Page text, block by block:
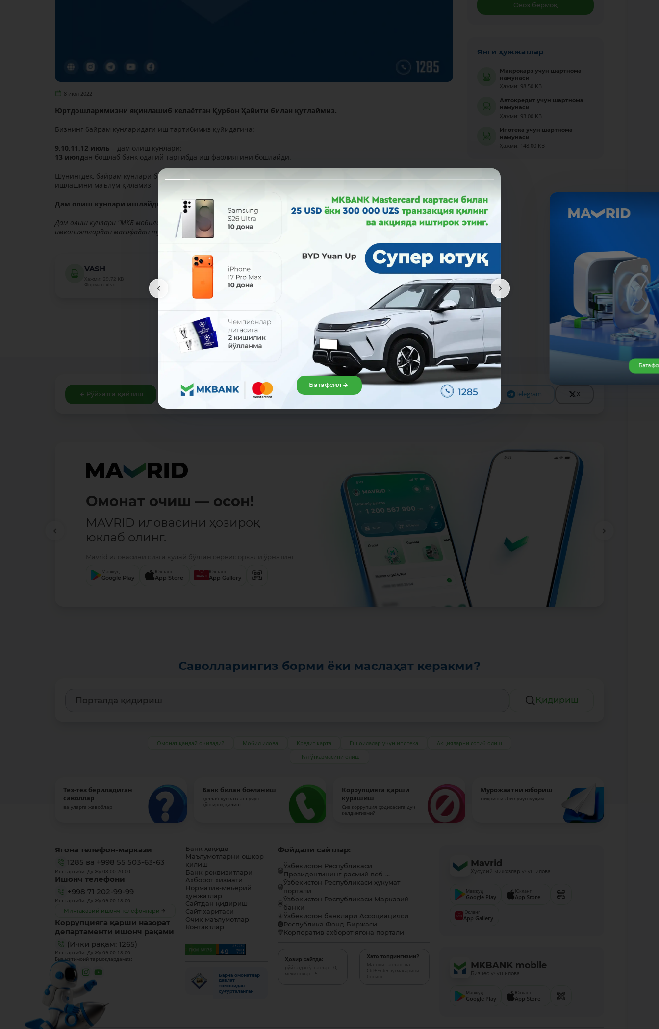
8 июл 2022
Юртдошларимизни яқинлашиб келаётган Қурбон Ҳайити билан қутлаймиз.
Бизнинг байрам кунларидаги иш тартибимиз қуйидагича:
9,10,11,12 июль – дам олиш кунлари;
13 июлдан бошлаб банк одатий тартибда иш фаолиятини бошлайди.
Шунингдек, байрам кунлари бизнинг айрим валюта айирбошлаш шохобчаларимиз мижозлар қулайлиги учун
ишлашини маълум қиламиз.
Дам олиш кунлари ишлайдиган ВAШ
Дам олиш кунлари "МКБ мобиле" иловамиз орқали тўловлар қилишингиз, ўтказмалар жўнатишингиз ва бошқа кўплаб
имкониятлардан масофадан туриб фойдаланишингиз мумкин!
VASH
Ҳажми: 29.72 KB
Формат: xlsx
Юклаб олиш
Овоз бермоқ
Янги ҳужжатлар
Микроқарз учун шартнома
намунаси
Ҳажми: 98.50 KB
Автокредит учун шартнома
намунаси
Ҳажми: 93.00 KB
Ипотека учун шартнома
намунаси
Ҳажми: 148.00 KB
Рўйхатга қайтиш Facebook Telegram X
Омонат очиш — осон!
MAVRID иловасини ҳозироқ
юклаб олинг.
Mavrid иловасини сизга қулай бўлган сервис орқали ўрнатинг:
Мавжуд
Google Play
Юкланг
App Store
Юкланг
App Gallery
Саволларингиз борми ёки маслаҳат керакми?
Қидириш
Омонат қандай очилади? Мобил илова Кредит карта Ёш оилалар учун ипотека
Акцияларни сотиб олиш
Пул ўтказмасини олиш
Тез-тез бериладиган
саволлар
ва уларга жавоблар
Банк билан боғланиш
қўллаб-қувватлаш учун
қўнғироқ қилиш
Коррупцияга қарши
курашиш
Сиз коррупция ҳодисасига дуч
келдингизми?
Мурожаатни юбориш
фикрингиз биз учун муҳим
Ягона телефон-маркази
1285 ва +998 55 503-63-63
Иш тартиби: Ду-Жу 08:00-20:00
Ишонч телефони
+998 71 202-99-99
Иш тартиби: Ду-Жу 09:00-18:00
Минтақавий ишонч телефонлари
Коррупцияга қарши назорат
департаменти ишонч рақами
(Ички рақам: 1265)
Иш тартиби: Ду-Жу 09:00-18:00
Биз ижтимоий тармоқлардамиз:
Банк ҳақида
Маълумотларни ошкор
қилиш
Банк реквизитлари
Ахборот хизмати
Норматив-меъёрий
ҳужжатлар
Сайтдан қидириш
Сайт харитаси
Очиқ маълумотлар
Контактлар
Барча омонатлар
давлат
томонидан
суғурталанган
Фойдали сайтлар:
Ўзбекистон Республикаси
Президентининг расмий веб-...
Ўзбекистон Республикаси ҳукумат
портали
Ўзбекистон Республикаси Марказий
банки
Ўзбекистон банклари Ассоциацияси
Республика Фонд Биржаси
Корпоратив ахборот ягона портали
Ҳозир сайтда:
рўйхатдан ўтганлар - 0,
меҳмонлар - 5
Хато топдингизми?
Матнни танланг ва
Ctrl+Enter тугмаларини
босинг
Mavrid
Хусусий мижозлар учун илова
Мавжуд
Google Play
Юкланг
App Store
Юкланг
App Gallery
MKBANK mobile
Бизнес учун илова
Мавжуд
Google Play
Юкланг
App Store
Батафсил